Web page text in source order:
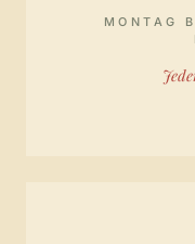
MONTAG